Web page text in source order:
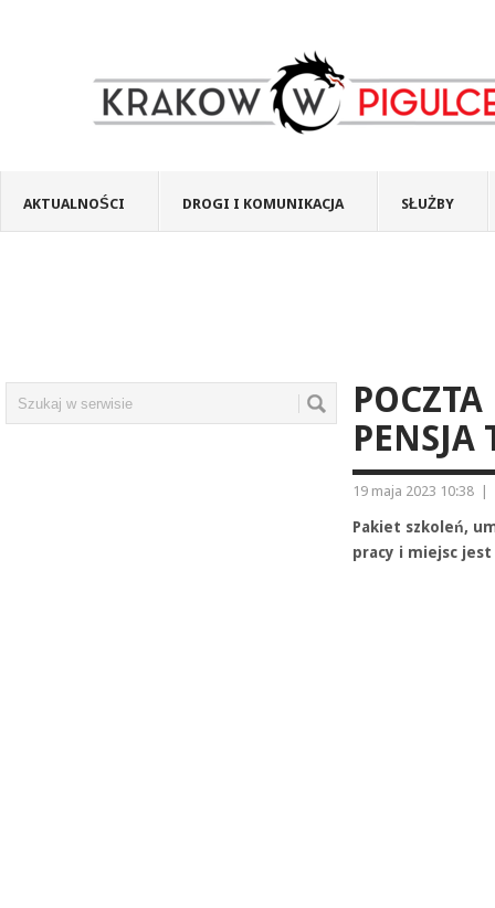
AKTUALNOŚCI DROGI I KOMUNIKACJA SŁUŻBY
PENSJA
19 maja 2023 10:38
Pakiet szkoleń,
pracy i miejsc jest